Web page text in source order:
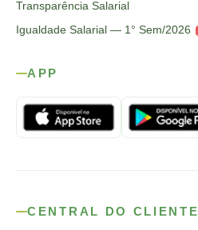
Transparência Salarial
Igualdade Salarial — 1° Sem/2026
APP
CENTRAL DO CLIENTE